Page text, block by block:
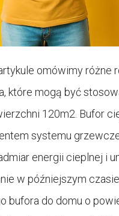
omówimy różne
które mogą być
120m2. Bufor
systemu
energii cieplnej i
w późniejszym
bufora do domu o